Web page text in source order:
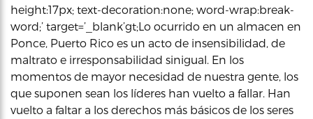
height:17px; text-decoration:none; word-wrap:break-
word;’ target=’_blank’gt;Lo ocurrido en un almacen en
Ponce, Puerto Rico es un acto de insensibilidad, de
maltrato e irresponsabilidad sinigual. En los
momentos de mayor necesidad de nuestra gente, los
que suponen sean los líderes han vuelto a fallar. Han
vuelto a faltar a los derechos más básicos de los seres